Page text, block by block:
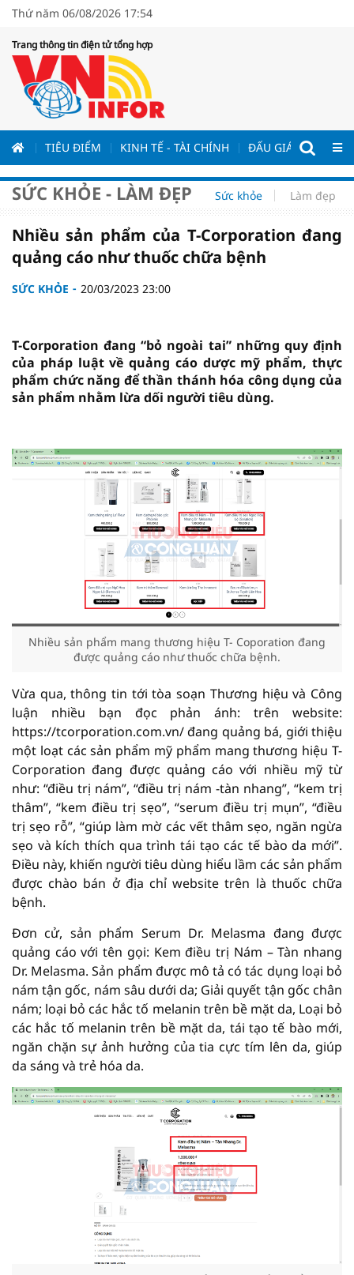
Thứ năm 06/08/2026 17:54
Trang thông tin điện tử tổng hợp
TIÊU ĐIỂM KINH TẾ - TÀI CHÍNH ĐẤU GIÁ - ĐẤU
SỨC KHỎE - LÀM ĐẸP Sức khỏe Làm đẹp
Nhiều sản phẩm của T-Corporation đang
quảng cáo như thuốc chữa bệnh
SỨC KHỎE 20/03/2023 23:00
T-Corporation đang “bỏ ngoài tai” những quy định
của pháp luật về quảng cáo dược mỹ phẩm, thực
phẩm chức năng để thần thánh hóa công dụng của
sản phẩm nhằm lừa dối người tiêu dùng.
Nhiều sản phẩm mang thương hiệu T- Coporation đang
được quảng cáo như thuốc chữa bệnh.
Vừa qua, thông tin tới tòa soạn Thương hiệu và Công
luận nhiều bạn đọc phản ánh: trên website:
https://tcorporation.com.vn/ đang quảng bá, giới thiệu
một loạt các sản phẩm mỹ phẩm mang thương hiệu T-
Corporation đang được quảng cáo với nhiều mỹ từ
như: “điều trị nám”, “điều trị nám -tàn nhang”, “kem trị
thâm”, “kem điều trị sẹo”, “serum điều trị mụn”, “điều
trị sẹo rỗ”, “giúp làm mờ các vết thâm sẹo, ngăn ngừa
sẹo và kích thích qua trình tái tạo các tế bào da mới”.
Điều này, khiến người tiêu dùng hiểu lầm các sản phẩm
được chào bán ở địa chỉ website trên là thuốc chữa
bệnh.
Đơn cử, sản phẩm Serum Dr. Melasma đang được
quảng cáo với tên gọi: Kem điều trị Nám – Tàn nhang
Dr. Melasma. Sản phẩm được mô tả có tác dụng loại bỏ
nám tận gốc, nám sâu dưới da; Giải quyết tận gốc chân
nám; loại bỏ các hắc tố melanin trên bề mặt da, Loại bỏ
các hắc tố melanin trên bề mặt da, tái tạo tế bào mới,
ngăn chặn sự ảnh hưởng của tia cực tím lên da, giúp
da sáng và trẻ hóa da.